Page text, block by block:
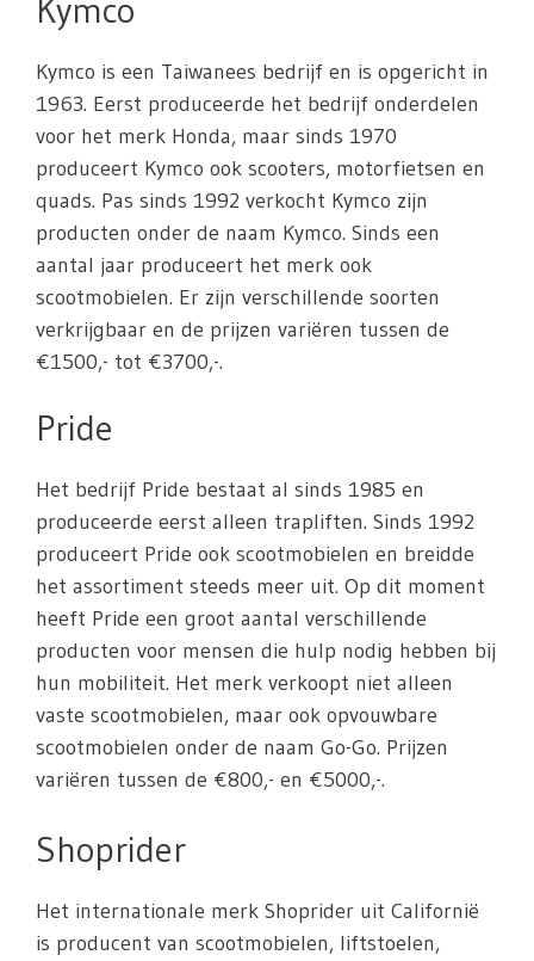
Kymco
Kymco is een Taiwanees bedrijf en is opgericht in
1963. Eerst produceerde het bedrijf onderdelen
voor het merk Honda, maar sinds 1970
produceert Kymco ook scooters, motorfietsen en
quads. Pas sinds 1992 verkocht Kymco zijn
producten onder de naam Kymco. Sinds een
aantal jaar produceert het merk ook
scootmobielen. Er zijn verschillende soorten
verkrijgbaar en de prijzen variëren tussen de
€1500,- tot €3700,-.
Pride
Het bedrijf Pride bestaat al sinds 1985 en
produceerde eerst alleen trapliften. Sinds 1992
produceert Pride ook scootmobielen en breidde
het assortiment steeds meer uit. Op dit moment
heeft Pride een groot aantal verschillende
producten voor mensen die hulp nodig hebben bij
hun mobiliteit. Het merk verkoopt niet alleen
vaste scootmobielen, maar ook opvouwbare
scootmobielen onder de naam Go-Go. Prijzen
variëren tussen de €800,- en €5000,-.
Shoprider
Het internationale merk Shoprider uit Californië
is producent van scootmobielen, liftstoelen,